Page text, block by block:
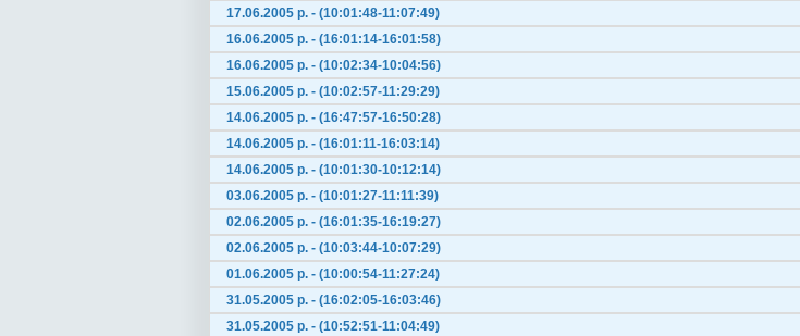
17.06.2005 р. - (10:01:48-11:07:49)
16.06.2005 р. - (16:01:14-16:01:58)
16.06.2005 р. - (10:02:34-10:04:56)
15.06.2005 р. - (10:02:57-11:29:29)
14.06.2005 р. - (16:47:57-16:50:28)
14.06.2005 р. - (16:01:11-16:03:14)
14.06.2005 р. - (10:01:30-10:12:14)
03.06.2005 р. - (10:01:27-11:11:39)
02.06.2005 р. - (16:01:35-16:19:27)
02.06.2005 р. - (10:03:44-10:07:29)
01.06.2005 р. - (10:00:54-11:27:24)
31.05.2005 р. - (16:02:05-16:03:46)
31.05.2005 р. - (10:52:51-11:04:49)